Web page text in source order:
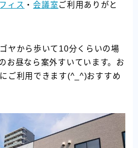
ィス ・会議室ご利用ありがと
ヤから歩いて10分くらいの場
お昼なら案外すいています。お
ご利用できます(^_^)おすすめ